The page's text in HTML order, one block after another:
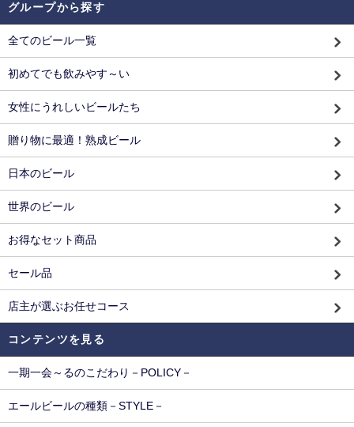
グループから探す
全てのビール一覧
初めてでも飲みやす～い
女性にうれしいビールたち
贈り物に最適！熟成ビール
日本のビール
世界のビール
お得なセット商品
セール品
店主が選ぶお任せコース
コンテンツを見る
一期一会～るのこだわり－POLICY－
エールビールの種類－STYLE－